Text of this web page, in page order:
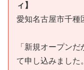
ィ】
愛知名古屋市千種
「新規オープン
て申し込みました